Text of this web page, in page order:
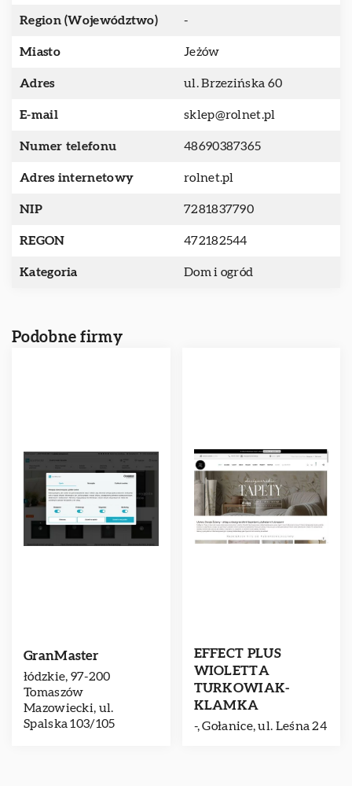
Region (Województwo) -
Miasto Jeżów
Adres ul. Brzezińska 60
E-mail sklep@rolnet.pl
Numer telefonu 48690387365
Adres internetowy rolnet.pl
NIP 7281837790
REGON 472182544
Kategoria Dom i ogród
Podobne firmy
GranMaster
łódzkie, 97-200
Tomaszów
Mazowiecki, ul.
Spalska 103/105
EFFECT PLUS
WIOLETTA
TURKOWIAK-
KLAMKA
-, Gołanice, ul. Leśna 24